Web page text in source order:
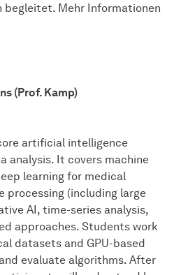
begleitet. Mehr Informationen
(Prof. Kamp)
artificial intelligence
analysis. It covers machine
learning for medical
processing (including large
AI, time-series analysis,
approaches. Students work
datasets and GPU-based
evaluate algorithms. After